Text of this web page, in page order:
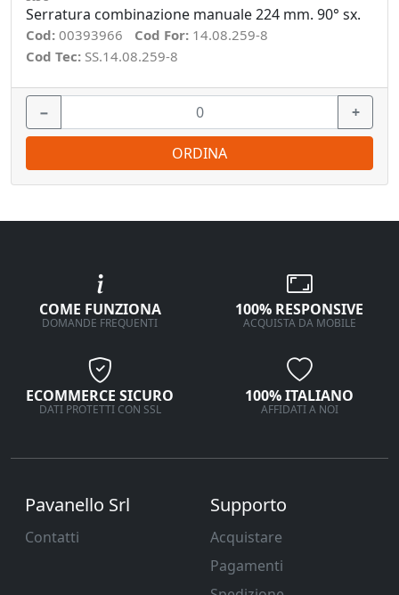
Serratura combinazione manuale 224 mm. 90° sx.
Cod: 00393966 Cod For: 14.08.259-8
Cod Tec: SS.14.08.259-8
− +
ORDINA
COME FUNZIONA
DOMANDE FREQUENTI
100% RESPONSIVE
ACQUISTA DA MOBILE
ECOMMERCE SICURO
DATI PROTETTI CON SSL
100% ITALIANO
AFFIDATI A NOI
Pavanello Srl
Contatti
Supporto
Acquistare
Pagamenti